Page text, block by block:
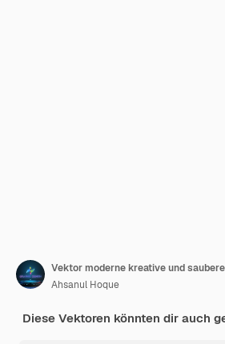
Vektor moderne kreative und
Ahsanul Hoque
Diese Vektoren könnten dir auch